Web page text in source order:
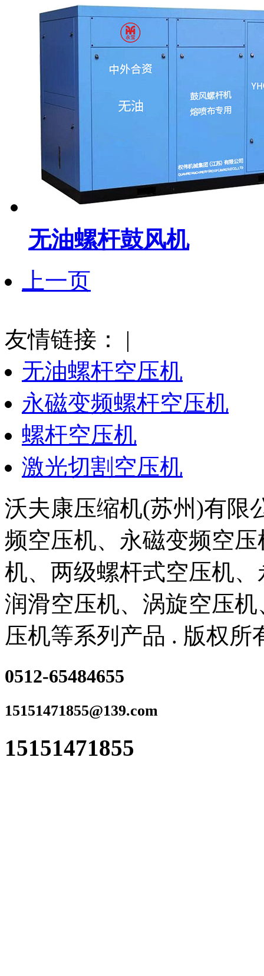
无油螺杆鼓风机
上一页
友情链接：
|
无油螺杆空压机
永磁变频螺杆空压机
螺杆空压机
激光切割空压机
沃夫康压缩机(苏州)有限
频空压机、永磁变频空
机、两级螺杆式空压机
润滑空压机、涡旋空压
压机等系列产品 . 版权所
0512-65484655
15151471855@139.com
15151471855